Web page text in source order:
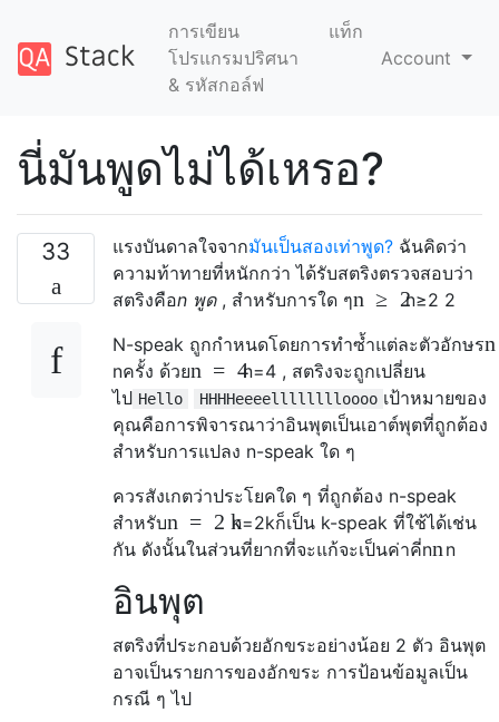
การเขียน
โปรแกรมปริศนา
& รหัสกอล์ฟ
แท็ก
Account
นี่มันพูดไม่ได้เหรอ?
33 แรงบันดาลใจจากมันเป็นสองเท่าพูด? ฉันคิดว่า
ความท้าทายที่หนักกว่า ได้รับสตริงตรวจสอบว่า
สตริงคือn พูด, สำหรับการใด ๆn ≥ 2n≥2 2
N-speak ถูกกำหนดโดยการทำซ้ำแต่ละตัวอักษรn
nครั้ง ด้วยn = 4n=4 , สตริงจะถูกเปลี่ยน
ไป Hello HHHHeeeelllllllloooo เป้าหมายของ
คุณคือการพิจารณาว่าอินพุตเป็นเอาต์พุตที่ถูกต้อง
สำหรับการแปลง n-speak ใด ๆ
ควรสังเกตว่าประโยคใด ๆ ที่ถูกต้อง n-speak
สำหรับn = 2 k
n=2kก็เป็น k-speak ที่ใช้ได้เช่น
กัน ดังนั้นในส่วนที่ยากที่จะแก้จะเป็นค่าคี่nn n
อินพุต
สตริงที่ประกอบด้วยอักขระอย่างน้อย 2 ตัว อินพุต
อาจเป็นรายการของอักขระ การป้อนข้อมูลเป็น
กรณี ๆ ไป